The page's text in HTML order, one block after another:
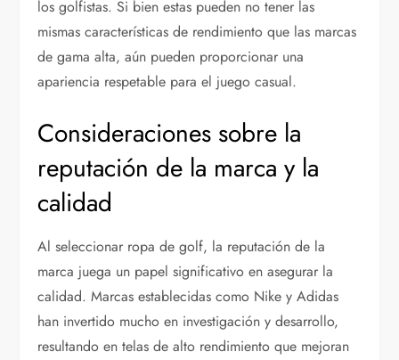
los golfistas. Si bien estas pueden no tener las
mismas características de rendimiento que las marcas
de gama alta, aún pueden proporcionar una
apariencia respetable para el juego casual.
Consideraciones sobre la
reputación de la marca y la
calidad
Al seleccionar ropa de golf, la reputación de la
marca juega un papel significativo en asegurar la
calidad. Marcas establecidas como Nike y Adidas
han invertido mucho en investigación y desarrollo,
resultando en telas de alto rendimiento que mejoran